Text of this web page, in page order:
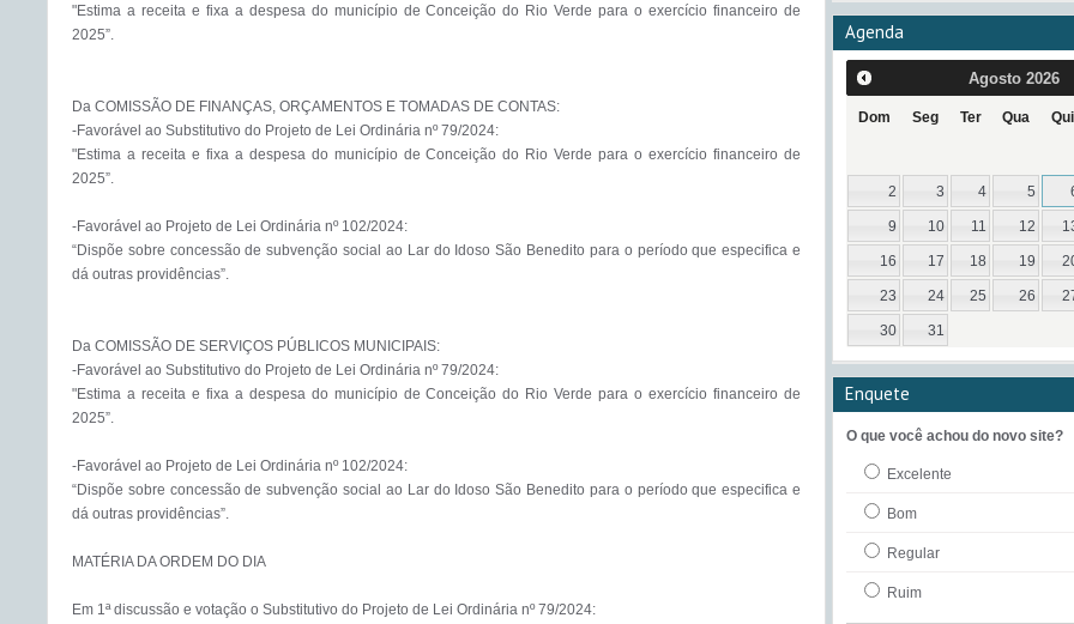
"Estima a receita e fixa a despesa do município de Conceição do Rio Verde para o exercício financeiro de
2025”.
Da COMISSÃO DE FINANÇAS, ORÇAMENTOS E TOMADAS DE CONTAS:
-Favorável ao Substitutivo do Projeto de Lei Ordinária nº 79/2024:
"Estima a receita e fixa a despesa do município de Conceição do Rio Verde para o exercício financeiro de
2025”.
-Favorável ao Projeto de Lei Ordinária nº 102/2024:
“Dispõe sobre concessão de subvenção social ao Lar do Idoso São Benedito para o período que especifica e
dá outras providências”.
Da COMISSÃO DE SERVIÇOS PÚBLICOS MUNICIPAIS:
-Favorável ao Substitutivo do Projeto de Lei Ordinária nº 79/2024:
"Estima a receita e fixa a despesa do município de Conceição do Rio Verde para o exercício financeiro de
2025”.
-Favorável ao Projeto de Lei Ordinária nº 102/2024:
“Dispõe sobre concessão de subvenção social ao Lar do Idoso São Benedito para o período que especifica e
dá outras providências”.
MATÉRIA DA ORDEM DO DIA
Em 1ª discussão e votação o Substitutivo do Projeto de Lei Ordinária nº 79/2024:
Agenda
Agosto 2026
Dom Seg Ter Qua Qui
2 3 4 5
9 10 11 12
16 17 18 19
23 24 25 26
30 31
Enquete
O que você achou do novo site?
Excelente
Bom
Regular
Ruim